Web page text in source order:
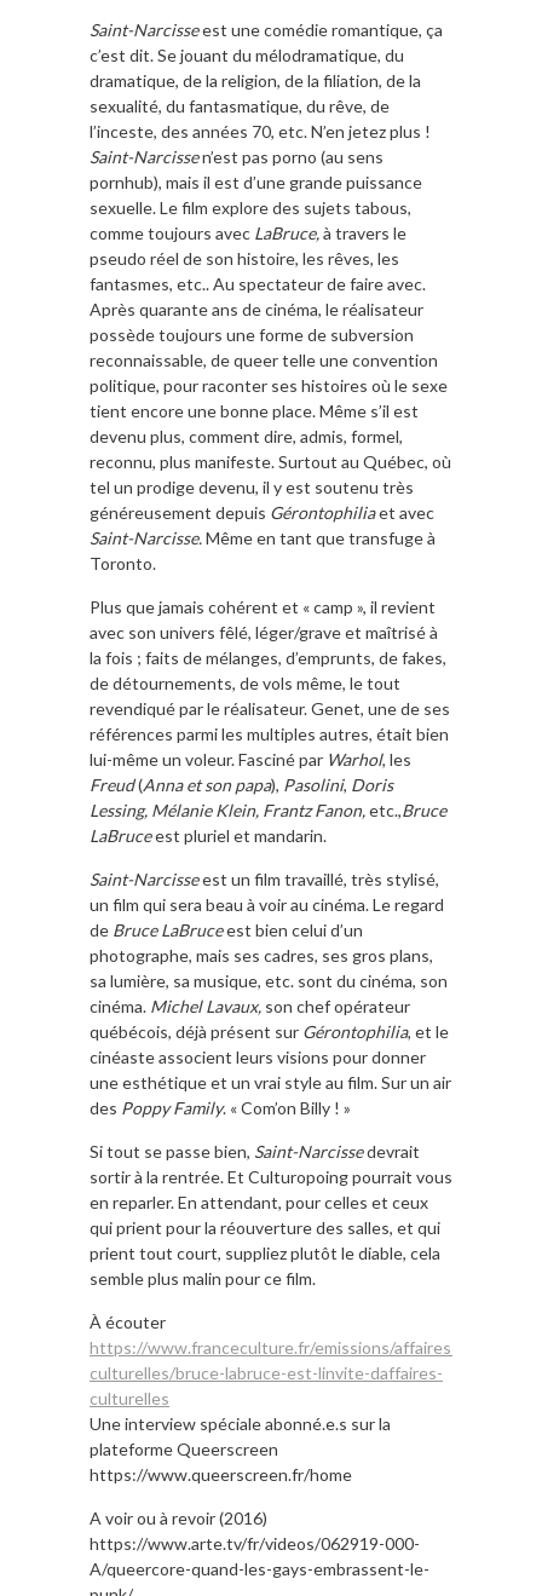
Saint-Narcisseest une comédie romantique, ça
c’est dit. Se jouant du mélodramatique, du
dramatique, de la religion, de la filiation, de la
sexualité, du fantasmatique, du rêve, de
l’inceste, des années 70, etc. N’en jetez plus !
Saint-Narcissen’est pas porno (au sens
pornhub), mais il est d’une grande puissance
sexuelle. Le film explore des sujets tabous,
comme toujours avec LaBruce,à travers le
pseudo réel de son histoire, les rêves, les
fantasmes, etc.. Au spectateur de faire avec.
Après quarante ans de cinéma, le réalisateur
possède toujours une forme de subversion
reconnaissable, de queer telle une convention
politique, pour raconter ses histoires où le sexe
tient encore une bonne place. Même s’il est
devenu plus, comment dire, admis, formel,
reconnu, plus manifeste. Surtout au Québec, où
tel un prodige devenu, il y est soutenu très
généreusement depuis Gérontophiliaet avec
Saint-Narcisse.Même en tant que transfuge à
Toronto.
Plus que jamais cohérent et « camp », il revient
avec son univers fêlé, léger/grave et maîtrisé à
la fois ; faits de mélanges, d’emprunts, de fakes,
de détournements, de vols même, le tout
revendiqué par le réalisateur. Genet, une de ses
références parmi les multiples autres, était bien
lui-même un voleur. Fasciné par Warhol, les
Freud(Anna et son papa), Pasolini, Doris
Lessing, Mélanie Klein, Frantz Fanon,etc.,Bruce
LaBruceest pluriel et mandarin.
Saint-Narcisseest un film travaillé, très stylisé,
un film qui sera beau à voir au cinéma. Le regard
de Bruce LaBruceest bien celui d’un
photographe, mais ses cadres, ses gros plans,
sa lumière, sa musique, etc. sont du cinéma, son
cinéma. Michel Lavaux, son chef opérateur
québécois, déjà présent sur Gérontophilia, et le
cinéaste associent leurs visions pour donner
une esthétique et un vrai style au film. Sur un air
des Poppy Family. « Com’on Billy ! »
Si tout se passe bien, Saint-Narcissedevrait
sortir à la rentrée. Et Culturopoing pourrait vous
en reparler. En attendant, pour celles et ceux
qui prient pour la réouverture des salles, et qui
prient tout court, suppliez plutôt le diable, cela
semble plus malin pour ce film.
À écouter
https://www.franceculture.fr/emissions/affaires-
culturelles/bruce-labruce-est-linvite-daffaires-
culturelles
Une interview spéciale abonné.e.s sur la
plateforme Queerscreen
https://www.queerscreen.fr/home
A voir ou à revoir (2016)
https://www.arte.tv/fr/videos/062919-000-
A/queercore-quand-les-gays-embrassent-le-